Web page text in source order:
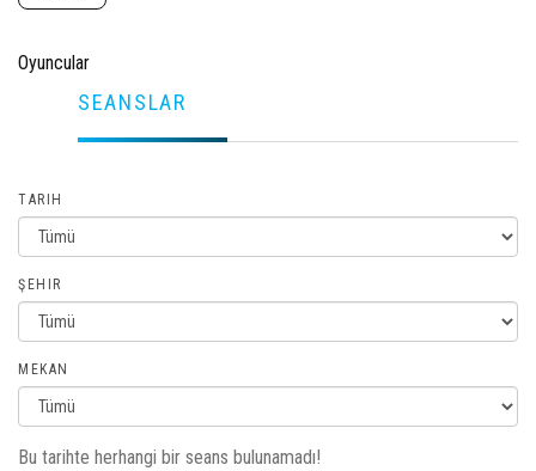
Oyuncular
SEANSLAR
TARIH
ŞEHIR
MEKAN
Bu tarihte herhangi bir seans bulunamadı!